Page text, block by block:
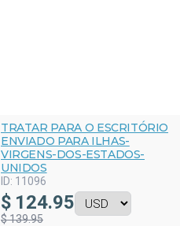
TRATAR PARA O ESCRITÓRIO
ENVIADO PARA ILHAS-
VIRGENS-DOS-ESTADOS-
UNIDOS
ID: 11096
$ 124.95
$ 139.95